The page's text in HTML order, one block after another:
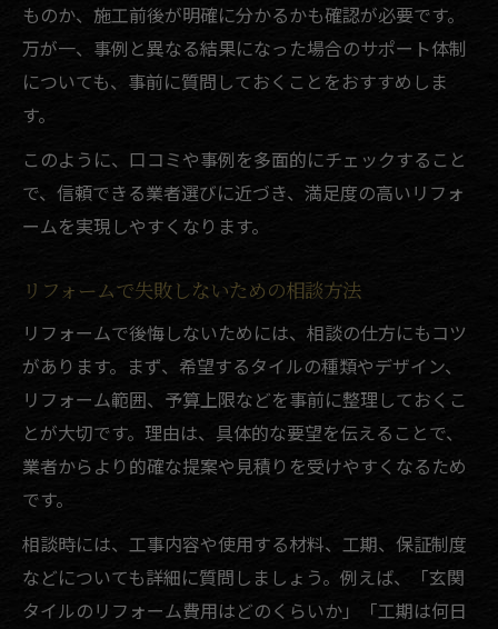
ものか、施工前後が明確に分かるかも確認が必要です。
万が一、事例と異なる結果になった場合のサポート体制
についても、事前に質問しておくことをおすすめしま
す。
このように、口コミや事例を多面的にチェックすること
で、信頼できる業者選びに近づき、満足度の高いリフォ
ームを実現しやすくなります。
リフォームで失敗しないための相談方法
リフォームで後悔しないためには、相談の仕方にもコツ
があります。まず、希望するタイルの種類やデザイン、
リフォーム範囲、予算上限などを事前に整理しておくこ
とが大切です。理由は、具体的な要望を伝えることで、
業者からより的確な提案や見積りを受けやすくなるため
です。
相談時には、工事内容や使用する材料、工期、保証制度
などについても詳細に質問しましょう。例えば、「玄関
タイルのリフォーム費用はどのくらいか」「工期は何日